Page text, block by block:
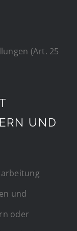
(Art. 25
UND
und
oder